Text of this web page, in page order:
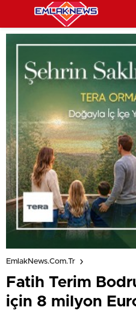
EmlakNews.com.tr
Fatih Terim
için 8 milyon